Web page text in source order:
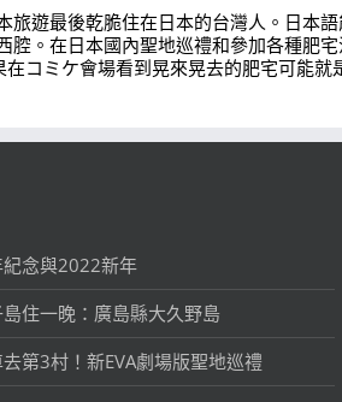
旅遊最後乾脆住在日本的台灣人。日本
腔。在日本國內聖地巡禮和參加各種肥
在コミケ會場看到晃來晃去的肥宅可能就
念與2022新年
島住一晚：廣島縣大久野島
第3村！新EVA劇場版聖地巡禮